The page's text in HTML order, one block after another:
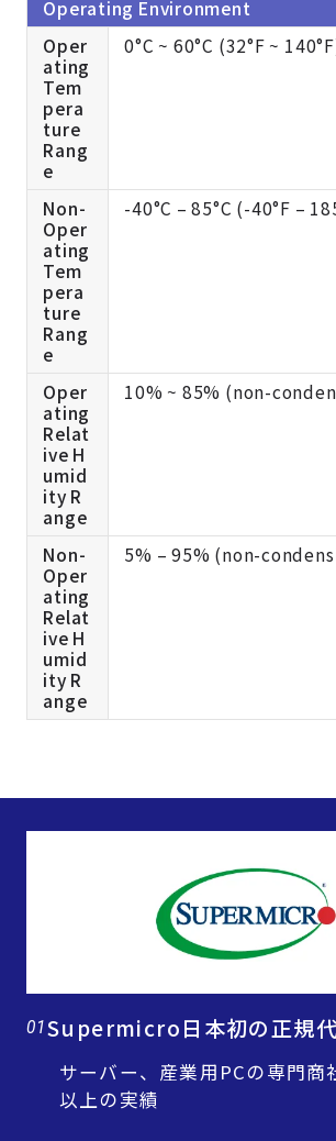
Operating Environment
Oper
ating
Tem
pera
ture
Rang
e
0°C ~ 60°C (32°F ~
Non-
Oper
ating
Tem
pera
ture
Rang
e
-40°C – 85°C (-40°F –
Oper
ating
Relat
ive H
umid
ity R
ange
10% ~ 85% (non-
Non-
Oper
ating
Relat
ive H
umid
ity R
ange
5% – 95% (non-
01Supermicro日本初の正規
サーバー、産業用PCの専門商
以上の実績